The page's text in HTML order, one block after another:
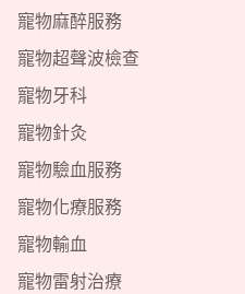
寵物麻醉服務
寵物超聲波檢查
寵物牙科
寵物針灸
寵物驗血服務
寵物化療服務
寵物輸血
寵物雷射治療